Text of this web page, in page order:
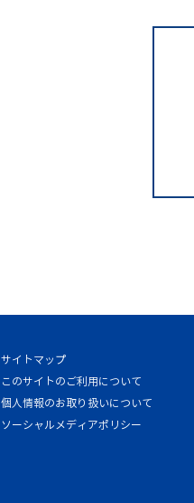
サイトマップ
このサイトのご利用について
個人情報のお取り扱いについて
ソーシャルメディアポリシー